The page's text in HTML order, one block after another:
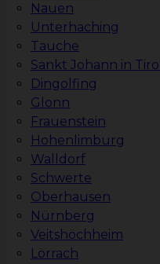
Nauen
Unterhaching
Tauche
Sankt Johann in Tirol
Dingolfing
Glonn
Frauenstein
Hohenlimburg
Walldorf
Schwerte
Oberhausen
Nürnberg
Veitshöchheim
Lörrach